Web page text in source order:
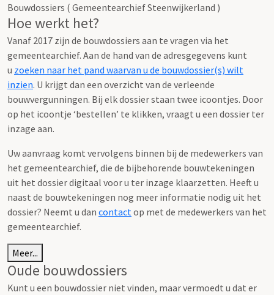
Bouwdossiers ( Gemeentearchief Steenwijkerland )
Hoe werkt het?
Vanaf 2017 zijn de bouwdossiers aan te vragen via het
gemeentearchief. Aan de hand van de adresgegevens kunt
u zoeken naar het pand waarvan u de bouwdossier(s) wilt
inzien. U krijgt dan een overzicht van de verleende
bouwvergunningen. Bij elk dossier staan twee icoontjes. Door
op het icoontje ‘bestellen’ te klikken, vraagt u een dossier ter
inzage aan.
Uw aanvraag komt vervolgens binnen bij de medewerkers van
het gemeentearchief, die de bijbehorende bouwtekeningen
uit het dossier digitaal voor u ter inzage klaarzetten. Heeft u
naast de bouwtekeningen nog meer informatie nodig uit het
dossier? Neemt u dan contact op met de medewerkers van het
gemeentearchief.
Meer...
Oude bouwdossiers
Kunt u een bouwdossier niet vinden, maar vermoedt u dat er